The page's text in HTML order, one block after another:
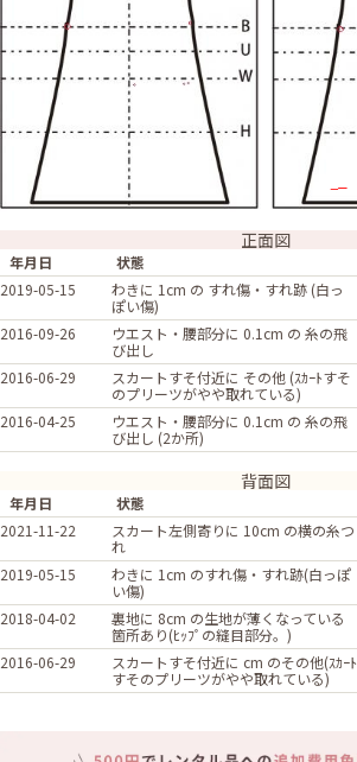
正面図
年月日 状態
2019-05-15
わきに 1cm の すれ傷・すれ跡 (白っ
ぽい傷)
2016-09-26
ウエスト・腰部分に 0.1cm の 糸の飛
び出し
2016-06-29
スカートすそ付近に その他 (ｽｶｰﾄすそ
のプリーツがやや取れている)
2016-04-25
ウエスト・腰部分に 0.1cm の 糸の飛
び出し (2か所)
背面図
年月日 状態
2021-11-22
スカート左側寄りに 10cm の横の糸つ
れ
2019-05-15
わきに 1cm のすれ傷・すれ跡(白っぽ
い傷)
2018-04-02
裏地に 8cm の生地が薄くなっている
箇所あり(ﾋｯﾌﾟの縫目部分。)
2016-06-29
スカートすそ付近に cm のその他(ｽｶｰﾄ
すそのプリーツがやや取れている)